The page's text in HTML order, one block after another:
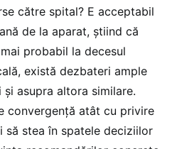
către spital? E acceptabil
de la aparat, știind că
probabil la decesul
există dezbateri ample
asupra altora similare.
convergență atât cu privire
să stea în spatele deciziilor